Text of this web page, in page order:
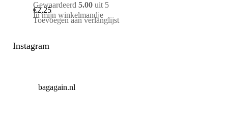
Gewaardeerd 5.00 uit 5
€2,25
In mijn winkelmandje
Toevoegen aan verlanglijst
Instagram
bagagain.nl